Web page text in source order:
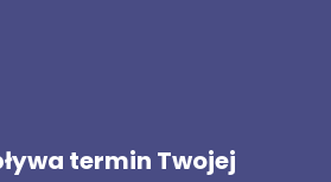
termin Twojej